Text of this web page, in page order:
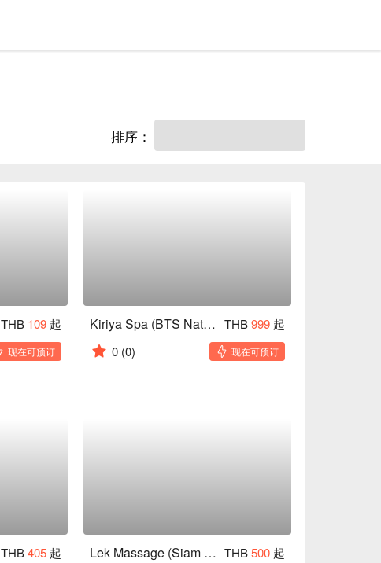
排序：
THB 109 起
现在可预订
Kiriya Spa (BTS National Stadium) THB999 起
0 (0) 现在可预订
THB405 起
Lek Massage (Siam Square Soi 6) THB500 起